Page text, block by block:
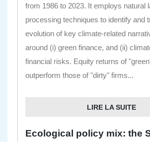
from 1986 to 2023. It employs natural
processing techniques to identify and
evolution of key climate-related
around (i) green finance, and (ii)
financial risks. Equity returns of
outperform those of "dirty" firms...
LIRE LA SUITE
Ecological policy mix: the